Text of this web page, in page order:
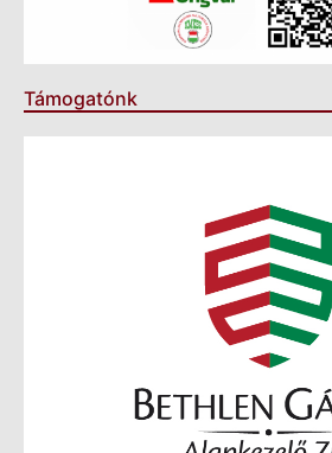
Támogatónk